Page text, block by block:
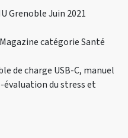
Grenoble Juin 2021
catégorie Santé
de charge USB-C, manuel
du stress et